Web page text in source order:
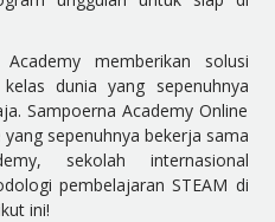
memberikan solusi
dunia yang sepenuhnya
Sampoerna Academy Online
sepenuhnya bekerja sama
sekolah internasional
pembelajaran STEAM di
ini!